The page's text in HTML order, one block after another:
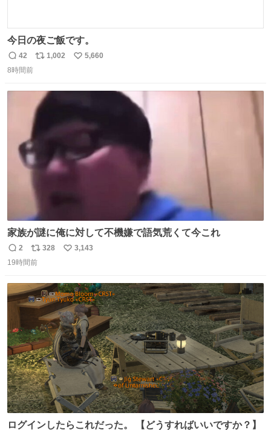
今日の夜ご飯です。
返
信
42
リ
ト
数
1,002
い
5,660
8時間前
家族が謎に俺に対して不機嫌で語気荒くて今これ
返
信
2
リ
ポ
ト
数
328
い
数
3,143
19時間前
ログインしたらこれだった。 【どうすればいいですか？】